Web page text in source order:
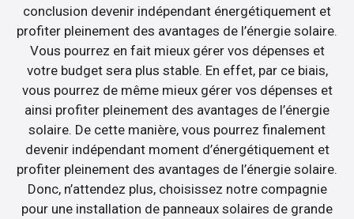
conclusion devenir indépendant énergétiquement et
profiter pleinement des avantages de l’énergie solaire.
Vous pourrez en fait mieux gérer vos dépenses et
votre budget sera plus stable. En effet, par ce biais,
vous pourrez de même mieux gérer vos dépenses et
ainsi profiter pleinement des avantages de l’énergie
solaire. De cette manière, vous pourrez finalement
devenir indépendant moment d’énergétiquement et
profiter pleinement des avantages de l’énergie solaire.
Donc, n’attendez plus, choisissez notre compagnie
pour une installation de panneaux solaires de grande